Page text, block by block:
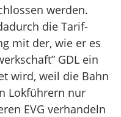
werden.
die Tarif-
mit der, wie er es
GDL ein
wird, weil die Bahn
Lokführern nur
EVG verhandeln